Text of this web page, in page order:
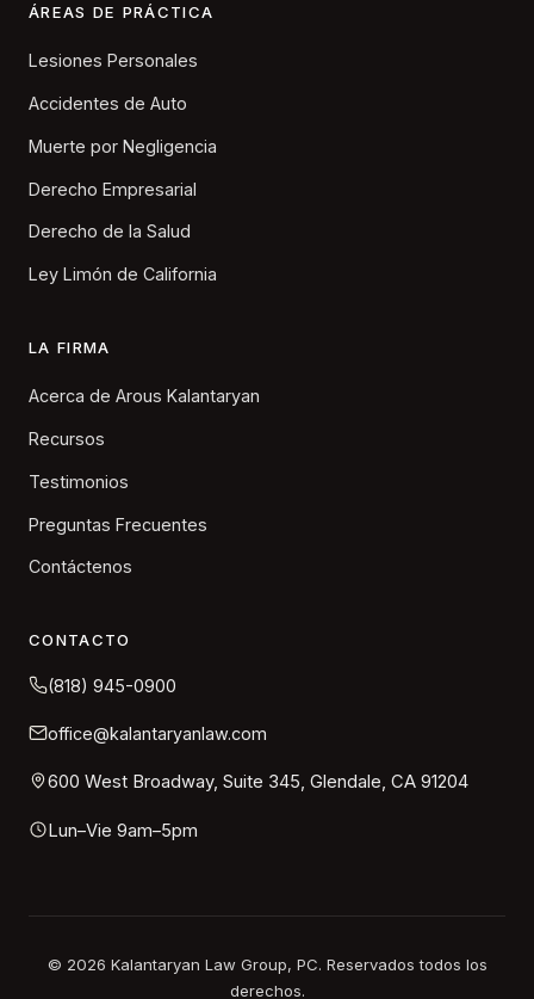
ÁREAS DE PRÁCTICA
Lesiones Personales
Accidentes de Auto
Muerte por Negligencia
Derecho Empresarial
Derecho de la Salud
Ley Limón de California
LA FIRMA
Acerca de Arous Kalantaryan
Recursos
Testimonios
Preguntas Frecuentes
Contáctenos
CONTACTO
(818) 945-0900
office@kalantaryanlaw.com
600 West Broadway, Suite 345, Glendale, CA 91204
Lun–Vie 9am–5pm
© 2026 Kalantaryan Law Group, PC. Reservados todos los
derechos.